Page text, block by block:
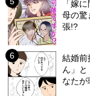
「嫁
母の
張!?
結婚
ん」
なたが